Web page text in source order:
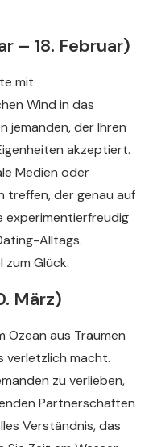
– 18. Februar)
mit
Wind in das
jemanden, der Ihren
akzeptiert.
Medien oder
treffen, der genau auf
experimentierfreudig
Alltags.
Glück.
März)
Ozean aus Träumen
verletzlich macht.
zu verlieben,
Partnerschaften
Verständnis, das